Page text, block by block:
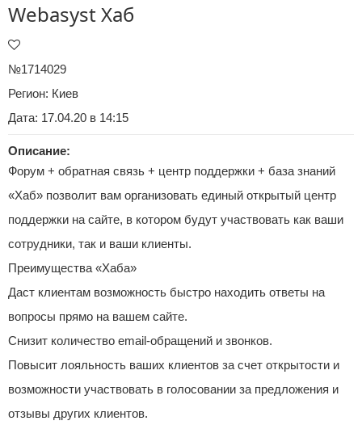
Webasyst Хаб
№1714029
Регион: Киев
Дата: 17.04.20 в 14:15
Описание:
Форум + обратная связь + центр поддержки + база знаний
«Хаб» позволит вам организовать единый открытый центр
поддержки на сайте, в котором будут участвовать как ваши
сотрудники, так и ваши клиенты.
Преимущества «Хаба»
Даст клиентам возможность быстро находить ответы на
вопросы прямо на вашем сайте.
Снизит количество email-обращений и звонков.
Повысит лояльность ваших клиентов за счет открытости и
возможности участвовать в голосовании за предложения и
отзывы других клиентов.